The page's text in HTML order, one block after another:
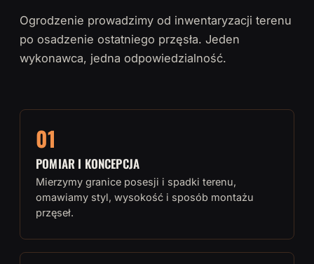
Ogrodzenie prowadzimy od inwentaryzacji terenu
po osadzenie ostatniego przęsła. Jeden
wykonawca, jedna odpowiedzialność.
01
POMIAR I KONCEPCJA
Mierzymy granice posesji i spadki terenu,
omawiamy styl, wysokość i sposób montażu
przęseł.